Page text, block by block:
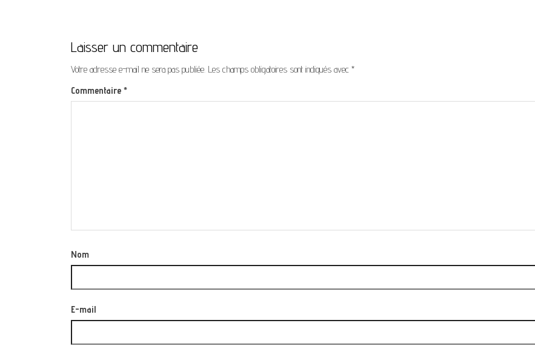
Laisser un commentaire
Votre adresse e-mail ne sera pas publiée. Les champs obligatoires sont indiqués avec *
Commentaire *
Nom
E-mail